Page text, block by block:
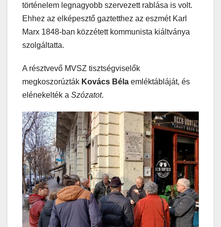
történelem legnagyobb szervezett rablása is volt.
Ehhez az elképesztő gaztetthez az eszmét Karl
Marx 1848-ban közzétett kommunista kiáltványa
szolgáltatta.
A résztvevő MVSZ tisztségviselők
megkoszorúzták Kovács Béla emléktábláját, és
elénekelték a Szózatot.